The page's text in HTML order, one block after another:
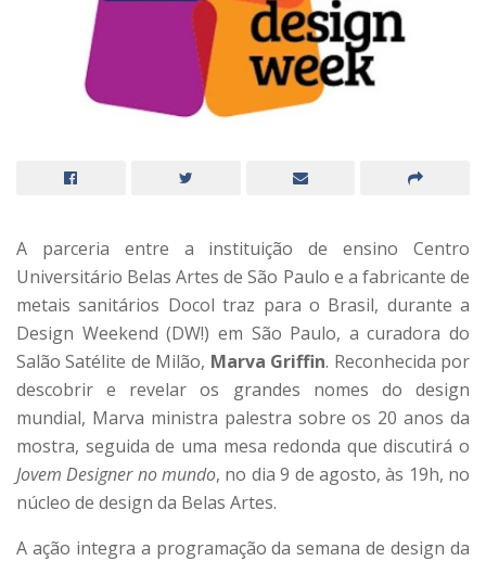
A parceria entre a instituição de ensino Centro
Universitário Belas Artes de São Paulo e a fabricante de
metais sanitários Docol traz para o Brasil, durante a
Design Weekend (DW!) em São Paulo, a curadora do
Salão Satélite de Milão, Marva Griffin. Reconhecida por
descobrir e revelar os grandes nomes do design
mundial, Marva ministra palestra sobre os 20 anos da
mostra, seguida de uma mesa redonda que discutirá o
Jovem Designer no mundo, no dia 9 de agosto, às 19h, no
núcleo de design da Belas Artes.
A ação integra a programação da semana de design da